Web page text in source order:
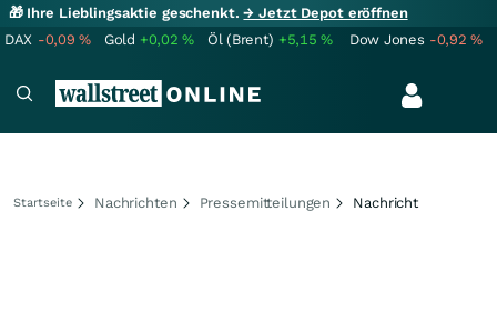
🎁 Ihre Lieblingsaktie geschenkt.→ Jetzt Depot eröffnen
DAX -0,09% Gold +0,02% Öl (Brent) +5,15% Dow Jones -0,92%
Startseite Nachrichten Pressemitteilungen Nachricht